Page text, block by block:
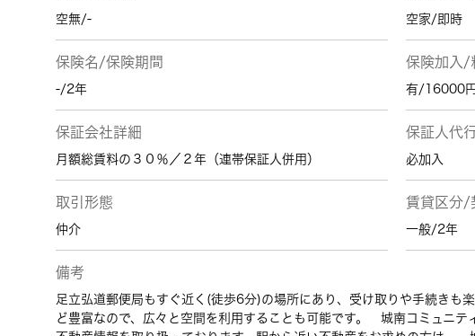
空無/- 空家/即時
保険名/保険期間
-/2年
保険加入/
有/16000円
保証会社詳細
月額総賃料の３０％／２年（連帯保証人併用）
保証人代
必加入
取引形態
仲介
賃貸区分/
一般/2年
備考
足立弘道郵便局もすぐ近く(徒歩6分)の場所にあり、受け取りや手続きも
ど豊富なので、広々と空間を利用することも可能です。 城南コミュニテ